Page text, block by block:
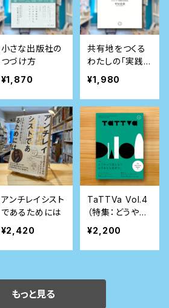
小さな出版社の
つづけ方
¥1,870
共有地をつくる
わたしの「実践
私有批判」
¥1,980
アンチレイシスト
であるためには
¥2,420
TaTTVa Vol.4
（特集：どうやっ
て歳とる？ お
手本なき世界
で。 ）
¥2,200
もっと見る